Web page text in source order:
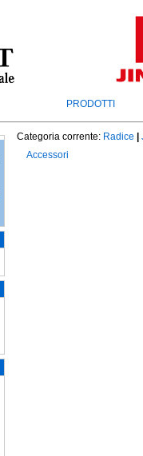
PRODOTTI
Categoria corrente: Radice
Accessori